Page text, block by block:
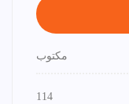
مكتوب
114